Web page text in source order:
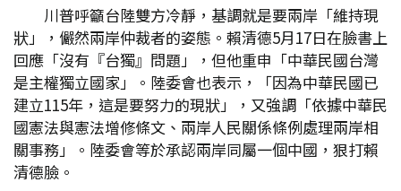
川普呼籲台陸雙方冷靜，基調就是要兩岸「維持現
狀」，儼然兩岸仲裁者的姿態。賴清德5月17日在臉書上
回應「沒有『台獨』問題」，但他重申「中華民國台灣
是主權獨立國家」。陸委會也表示，「因為中華民國已
建立115年，這是要努力的現狀」，又強調「依據中華民
國憲法與憲法增修條文、兩岸人民關係條例處理兩岸相
關事務」。陸委會等於承認兩岸同屬一個中國，狠打賴
清德臉。